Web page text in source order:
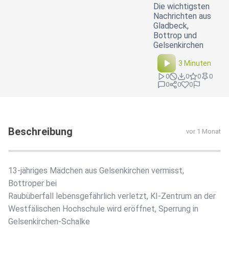
Die wichtigsten
Nachrichten aus
Gladbeck,
Bottrop und
Gelsenkirchen
3 Minuten
0 0 0
0
0
0 0
Beschreibung vor 1 Monat
13-jähriges Mädchen aus Gelsenkirchen vermisst,
Bottroper bei
Raubüberfall lebensgefährlich verletzt, KI-Zentrum an der
Westfälischen Hochschule wird eröffnet, Sperrung in
Gelsenkirchen-Schalke